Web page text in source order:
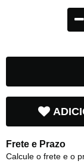
Frete e Prazo
Calcule o frete e o